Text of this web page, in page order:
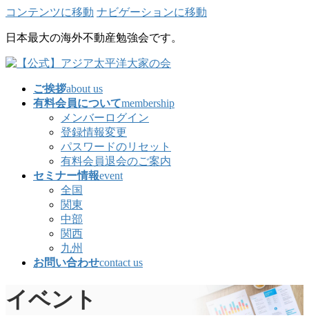
コンテンツに移動 ナビゲーションに移動
日本最大の海外不動産勉強会です。
ご挨拶about us
有料会員についてmembership
メンバーログイン
登録情報変更
パスワードのリセット
有料会員退会のご案内
セミナー情報event
全国
関東
中部
関西
九州
お問い合わせcontact us
イベント